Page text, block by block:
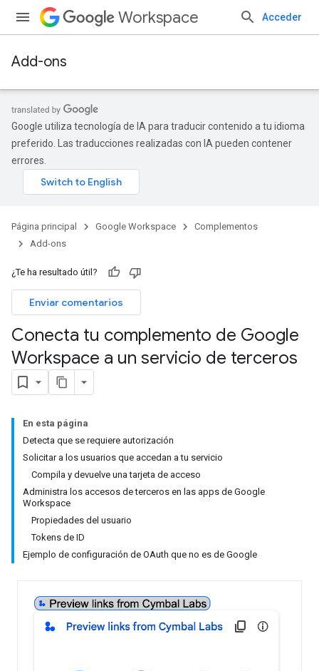
Workspace Acceder
Add-ons
Google utiliza tecnología de IA para traducir contenido a tu idioma
preferido. Las traducciones realizadas con IA pueden contener
errores.
Página principal Google Workspace
Complementos
Add-ons
¿Te ha resultado útil?
Enviar comentarios
Conecta tu complemento de Google
Workspace a un servicio de terceros
En esta página
Detecta que se requiere autorización
Solicitar a los usuarios que accedan a tu servicio
Compila y devuelve una tarjeta de acceso
Administra los accesos de terceros en las apps de Google
Workspace
Propiedades del usuario
Tokens de ID
Ejemplo de configuración de OAuth que no es de Google